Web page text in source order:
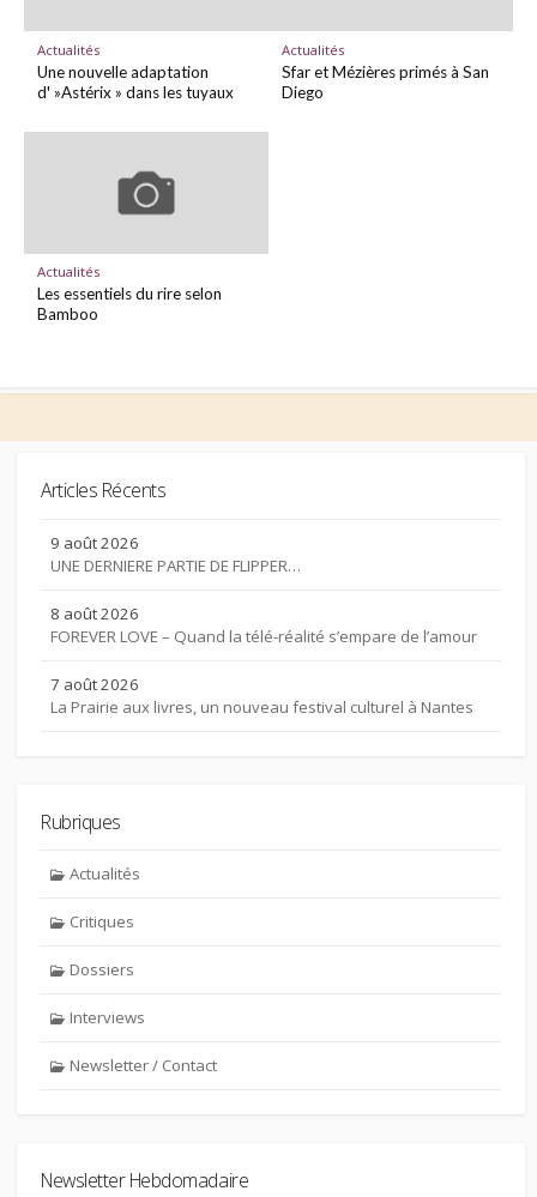
Actualités
Une nouvelle adaptation
d' »Astérix » dans les tuyaux
Actualités
Sfar et Mézières primés à San
Diego
Actualités
Les essentiels du rire selon
Bamboo
Articles Récents
9 août 2026
UNE DERNIERE PARTIE DE FLIPPER…
8 août 2026
FOREVER LOVE – Quand la télé-réalité s’empare de l’amour
7 août 2026
La Prairie aux livres, un nouveau festival culturel à Nantes
Rubriques
Actualités
Critiques
Dossiers
Interviews
Newsletter / Contact
Newsletter Hebdomadaire